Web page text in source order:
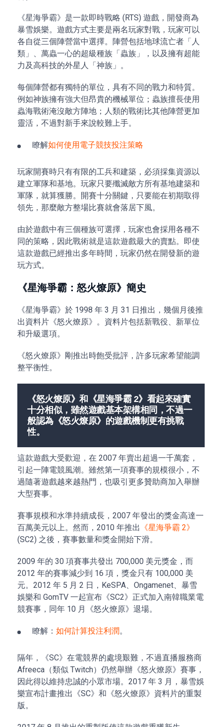
《星海爭霸》是一款即時戰略 (RTS) 遊戲，開發商為
暴雪娛樂。遊戲方式主要是兩名玩家對戰，玩家可以
各自從三個陣營當中選擇。陣營包括地球流亡者「人
類」、萬蟲一心的超級種族「蟲族」，以及擁有超能
力及高科技的外星人「神族」。
每個陣營都有獨特的單位，具有不同的戰力和特質。
例如神族擁有強大但昂貴的機械單位；蟲族擅長使用
蟲海戰術淹沒敵方陣地；人類的戰術比其他陣營更加
靈活，不過對新手來說較難上手。
瞭解如何使用電子競技投注策略
玩家開賽時只有有限的工兵和建築，必須採集資源以
建立軍隊和基地。玩家只要殲滅敵方所有基地建築和
軍隊，就算獲勝。開賽十分關鍵，只要能在初期取得
領先，那麼敵方整場比賽就會落居下風。
由於遊戲中有三個種族可選擇，玩家也會採用各種不
同的策略，因此戰術就是這款遊戲最大的賣點。即使
這款遊戲已經推出多年時間，玩家仍然在開發新的遊
玩方式。
《星海爭霸：怒火燎原》簡史
《星海爭霸》於 1998 年 3 月 31 日推出，幾個月後推
出資料片《怒火燎原》。資料片包括新戰役、新單位
和升級選項。
《怒火燎原》剛推出時飽受批評，許多玩家希望能調
整平衡性。
《怒火燎原》和《星海爭霸 2》看起來確實
十分相似，雖然遊戲基本架構相同，不過一
般認為《怒火燎原》的遊戲機制更有挑戰
性。
這款遊戲大受歡迎，在 2007 年賣出超過一千萬套，
引起一陣電競風潮。雖然第一項賽事的規模很小，不
過隨著遊戲越來越熱門，也吸引更多贊助商加入舉辦
大型賽事。
賽事規模和水準持續成長，2007 年發出的獎金高達一
百萬美元以上。然而，2010 年推出 《星海爭霸 2》
(SC2) 之後，賽事數量和獎金開始下滑。
2009 年的 30 項賽事共發出 700,000 美元獎金，而
2012 年的賽事減少到 16 項，獎金只有 100,000 美
元。2012 年 5 月 2 日，KeSPA、Ongamenet、暴雪
娛樂和 GomTV 一起宣布《SC2》正式加入南韓職業電
競賽事，同年 10 月《怒火燎原》退場。
瞭解： 如何計算投注利潤。
隔年，《SC》在電競界的處境艱難，不過直播服務商
Afreeca（類似 Twitch）仍然舉辦《怒火燎原》賽事，
因此得以維持忠誠的小眾市場。2017 年 3 月，暴雪娛
樂宣布計畫推出《SC》和《怒火燎原》資料片的重製
版。